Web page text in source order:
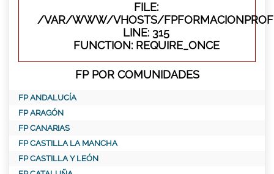
FILE:
/VAR/WWW/VHOSTS/
LINE: 315
FUNCTION: REQUIRE_ONCE
FP POR COMUNIDADES
FP ANDALUCÍA
FP ARAGÓN
FP CANARIAS
FP CASTILLA LA MANCHA
FP CASTILLA Y LEÓN